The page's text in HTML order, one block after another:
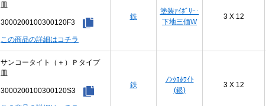
皿
3000200100300120F3
この商品の詳細はコチラ
鉄
塗装ｱｲﾎﾞﾘｰ･
下地三価W
3 X 12
サンコータイト（＋）Ｐタイプ
皿
3000200100300120S3
鉄
ﾉﾝｸﾛﾎﾜｲﾄ
(銀)
3 X 12